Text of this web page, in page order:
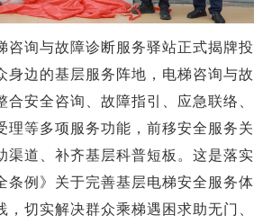
询与故障诊断服务驿站正式揭牌投
身边的基层服务阵地，电梯咨询与故
合安全咨询、故障指引、应急联络、
理等多项服务功能，前移安全服务关
渠道、补齐基层科普短板。这是落实
条例》关于完善基层电梯安全服务体
，切实解决群众乘梯遇困求助无门、